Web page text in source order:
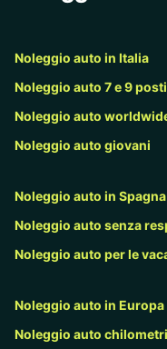
Noleggio auto in Italia
Noleggio auto 7 e 9 posti
Noleggio auto
Noleggio auto giovani
Noleggio auto in Spagna
Noleggio auto senza
Noleggio auto per le
Noleggio auto in Europa
Noleggio auto